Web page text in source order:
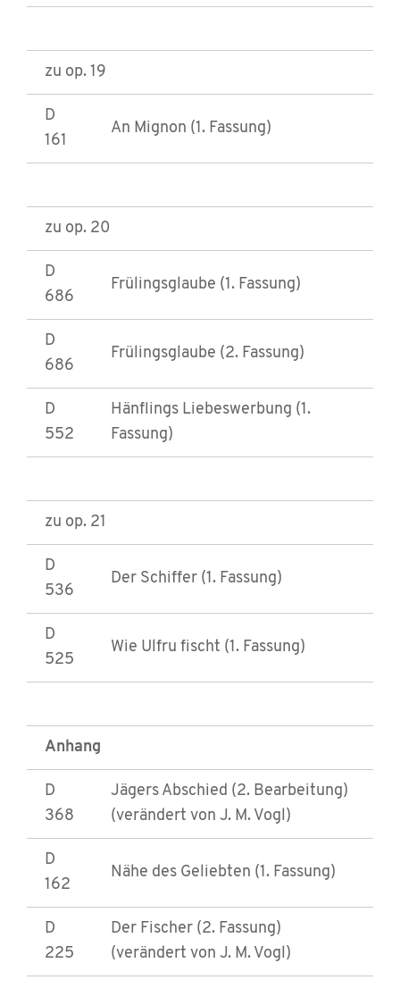
zu op. 19
D
161
An Mignon (1. Fassung)
zu op. 20
D
686
Frülingsglaube (1. Fassung)
D
686
Frülingsglaube (2. Fassung)
D
552
Hänflings Liebeswerbung (1.
Fassung)
zu op. 21
D
536
Der Schiffer (1. Fassung)
D
525
Wie Ulfru fischt (1. Fassung)
Anhang
D
368
Jägers Abschied (2. Bearbeitung)
(verändert von J. M. Vogl)
D
162
Nähe des Geliebten (1. Fassung)
D
225
Der Fischer (2. Fassung)
(verändert von J. M. Vogl)